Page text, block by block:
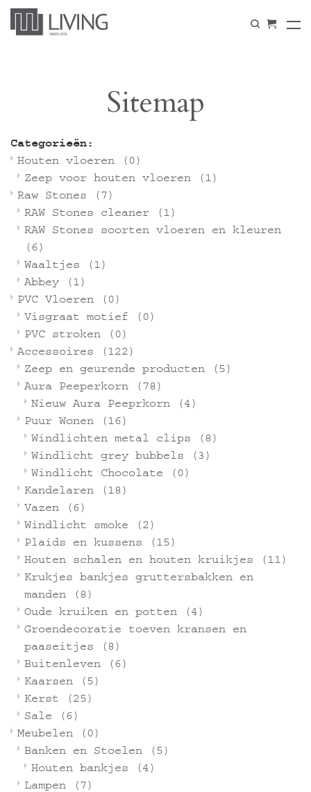
Sitemap
Categorieën:
Houten vloeren
(0)
Zeep voor houten vloeren
(1)
Raw Stones
(7)
RAW Stones cleaner
(1)
RAW Stones soorten vloeren en kleuren
(6)
Waaltjes
(1)
Abbey
(1)
PVC Vloeren
(0)
Visgraat motief
(0)
PVC stroken
(0)
Accessoires
(122)
Zeep en geurende producten
(5)
Aura Peeperkorn
(78)
Nieuw Aura Peeprkorn
(4)
Puur Wonen
(16)
Windlichten metal clips
(8)
Windlicht grey bubbels
(3)
Windlicht Chocolate
(0)
Kandelaren
(18)
Vazen
(6)
Windlicht smoke
(2)
Plaids en kussens
(15)
Houten schalen en houten kruikjes
(11)
Krukjes bankjes gruttersbakken en
manden
(8)
Oude kruiken en potten
(4)
Groendecoratie toeven kransen en
paaseitjes
(8)
Buitenleven
(6)
Kaarsen
(5)
Kerst
(25)
Sale
(6)
Meubelen
(0)
Banken en Stoelen
(5)
Houten bankjes
(4)
Lampen
(7)